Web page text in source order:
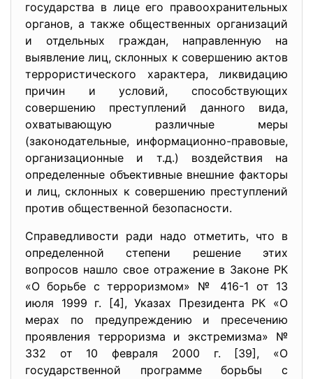
государства в лице его правоохранительных
органов, а также общественных организаций
и отдельных граждан, направленную на
выявление лиц, склонных к совершению актов
террористического характера, ликвидацию
причин и условий, способствующих
совершению преступлений данного вида,
охватывающую различные меры
(законодательные, информационно-правовые,
организационные и т.д.) воздействия на
определенные объективные внешние факторы
и лиц, склонных к совершению преступлений
против общественной безопасности.
Справедливости ради надо отметить, что в
определенной степени решение этих
вопросов нашло свое отражение в Законе РК
«О борьбе с терроризмом» № 416-1 от 13
июля 1999 г. [4], Указах Президента РК «О
мерах по предупреждению и пресечению
проявления терроризма и экстремизма» №
332 от 10 февраля 2000 г. [39], «О
государственной программе борьбы с